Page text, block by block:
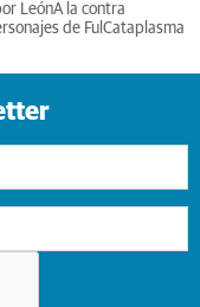
LeónA la contra
de Ful Cataplasma